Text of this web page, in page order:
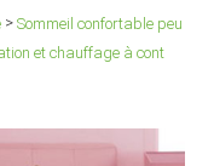
> Sommeil confortable peu
et chauffage à cont